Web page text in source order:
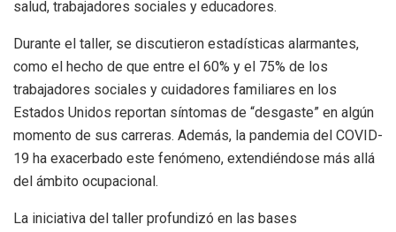
salud, trabajadores sociales y educadores.
Durante el taller, se discutieron estadísticas alarmantes,
como el hecho de que entre el 60% y el 75% de los
trabajadores sociales y cuidadores familiares en los
Estados Unidos reportan síntomas de “desgaste” en algún
momento de sus carreras. Además, la pandemia del COVID-
19 ha exacerbado este fenómeno, extendiéndose más allá
del ámbito ocupacional.
La iniciativa del taller profundizó en las bases